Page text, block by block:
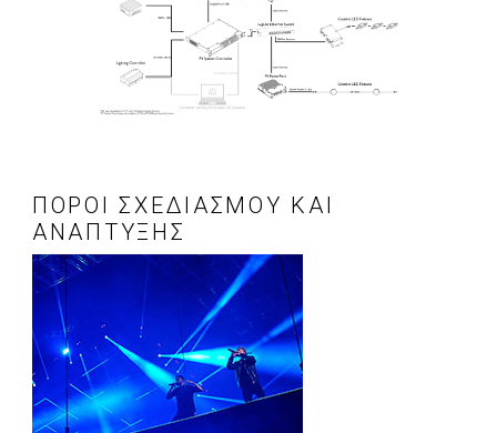
ΠΌΡΟΙ ΣΧΕΔΙΑΣΜΟΎ ΚΑΙ
ΑΝΆΠΤΥΞΗΣ